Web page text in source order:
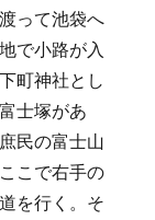
って池袋へ
で小路が入
町神社とし
士塚があ
民の富士山
こで右手の
を行く。そ